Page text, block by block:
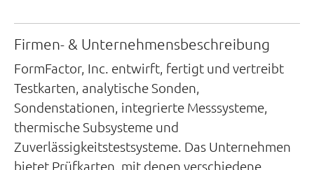
Firmen- & Unternehmensbeschreibung
FormFactor, Inc. entwirft, fertigt und vertreibt
Testkarten, analytische Sonden,
Sondenstationen, integrierte Messsysteme,
thermische Subsysteme und
Zuverlässigkeitstestsysteme. Das Unternehmen
bietet Prüfkarten, mit denen verschiedene